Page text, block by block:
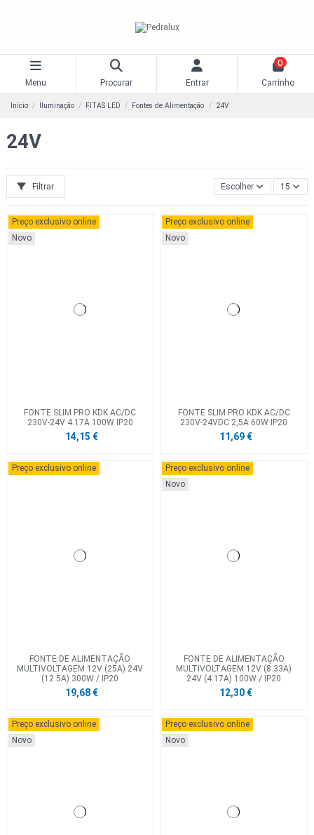
Menu Procurar Entrar
0
Carrinho
Início Iluminação FITAS LED Fontes de Alimentação 24V
24V
Filtrar Escolher 15
Preço exclusivo online
Novo
FONTE SLIM PRO KDK AC/DC
230V-24V 4.17A 100W IP20
14,15 €
Preço exclusivo online
Novo
FONTE SLIM PRO KDK AC/DC
230V-24VDC 2,5A 60W IP20
11,69 €
Preço exclusivo online
FONTE DE ALIMENTAÇÃO
MULTIVOLTAGEM 12V (25A) 24V
(12.5A) 300W / IP20
19,68 €
Preço exclusivo online
Novo
FONTE DE ALIMENTAÇÃO
MULTIVOLTAGEM 12V (8.33A)
24V (4.17A) 100W / IP20
12,30 €
Preço exclusivo online
Novo
Preço exclusivo online
Novo